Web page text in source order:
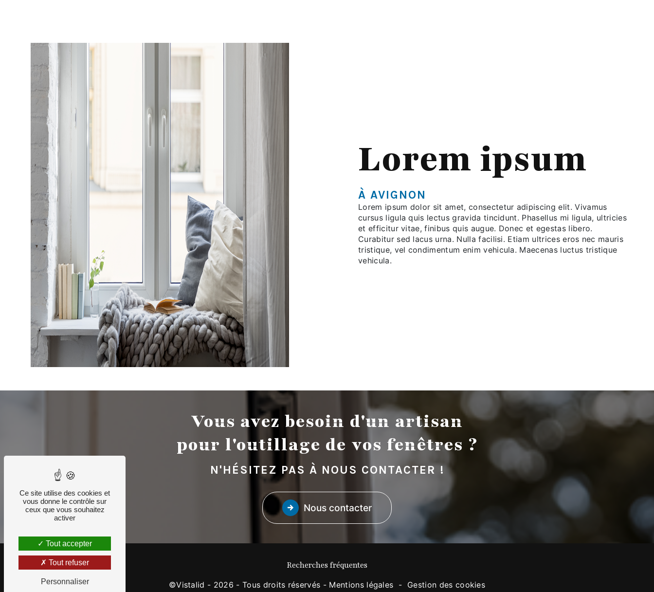
Lorem ipsum
À AVIGNON
Lorem ipsum dolor sit amet, consectetur adipiscing elit. Vivamus
cursus ligula quis lectus gravida tincidunt. Phasellus mi ligula, ultricies
et efficitur vitae, finibus quis augue. Donec et egestas libero.
Curabitur sed lacus urna. Nulla facilisi. Etiam ultrices eros nec mauris
tristique, vel condimentum enim vehicula. Maecenas luctus tristique
vehicula.
Vous avez besoin d'un artisan
pour l'outillage de vos fenêtres ?
N'HÉSITEZ PAS À NOUS CONTACTER !
Nous contacter
Recherches fréquentes
©Vistalid - 2026 - Tous droits réservés - Mentions légales - Gestion des cookies
Ce site utilise des cookies et
vous donne le contrôle sur
ceux que vous souhaitez
activer
Tout accepter
Tout refuser
Personnaliser